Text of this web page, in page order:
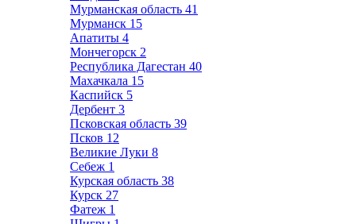
Мурманская область 41
Мурманск 15
Апатиты 4
Мончегорск 2
Республика Дагестан 40
Махачкала 15
Каспийск 5
Дербент 3
Псковская область 39
Псков 12
Великие Луки 8
Себеж 1
Курская область 38
Курск 27
Фатеж 1